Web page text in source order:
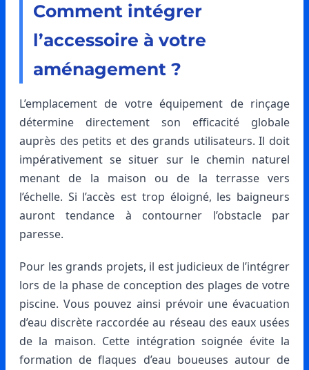
Comment intégrer
l’accessoire à votre
aménagement ?
L’emplacement de votre équipement de rinçage
détermine directement son efficacité globale
auprès des petits et des grands utilisateurs. Il doit
impérativement se situer sur le chemin naturel
menant de la maison ou de la terrasse vers
l’échelle. Si l’accès est trop éloigné, les baigneurs
auront tendance à contourner l’obstacle par
paresse.
Pour les grands projets, il est judicieux de l’intégrer
lors de la phase de conception des plages de votre
piscine. Vous pouvez ainsi prévoir une évacuation
d’eau discrète raccordée au réseau des eaux usées
de la maison. Cette intégration soignée évite la
formation de flaques d’eau boueuses autour de